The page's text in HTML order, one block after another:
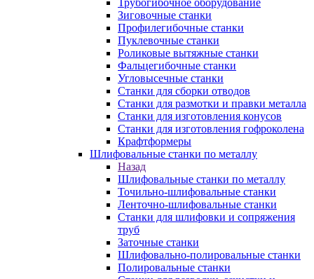
Трубогибочное оборудование
Зиговочные станки
Профилегибочные станки
Пуклевочные станки
Роликовые вытяжные станки
Фальцегибочные станки
Угловысечные станки
Станки для сборки отводов
Станки для размотки и правки металла
Станки для изготовления конусов
Станки для изготовления гофроколена
Крафтформеры
Шлифовальные станки по металлу
Назад
Шлифовальные станки по металлу
Точильно-шлифовальные станки
Ленточно-шлифовальные станки
Станки для шлифовки и сопряжения
труб
Заточные станки
Шлифовально-полировальные станки
Полировальные станки